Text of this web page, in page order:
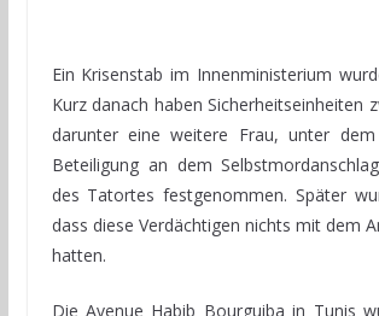
Ein Krisenstab im Innenministerium
Kurz danach haben Sicherheitseinheiten
darunter eine weitere Frau, unter
Beteiligung an dem
des Tatortes festgenommen. Später
dass diese Verdächtigen nichts mit dem
hatten.
Die Avenue Habib Bourguiba in Tunis